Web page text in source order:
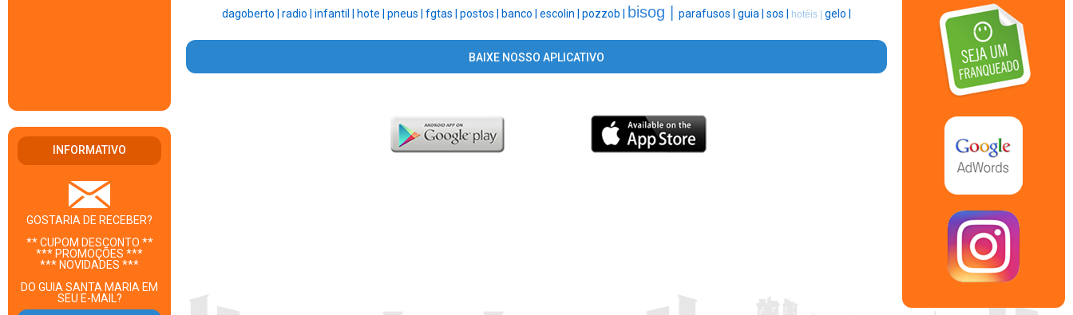
INFORMATIVO
GOSTARIA DE RECEBER?
** CUPOM DESCONTO **
*** PROMOÇÕES ***
*** NOVIDADES ***
DO GUIA SANTA MARIA EM
SEU E-MAIL?
dagoberto | radio | infantil | hote | pneus | fgtas | postos | banco | escolin | pozzob | bisog | parafusos | guia | sos | hotéis | gelo |
BAIXE NOSSO APLICATIVO